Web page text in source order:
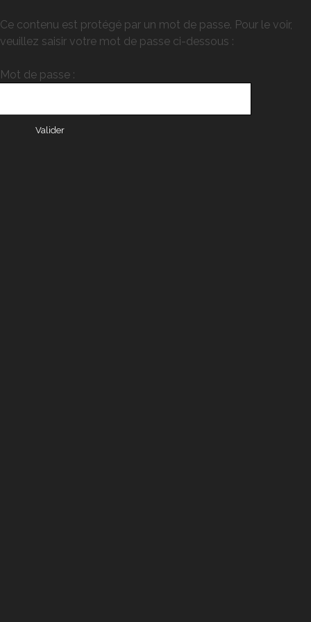
Ce contenu est protégé par un mot de passe. Pour le voir,
veuillez saisir votre mot de passe ci-dessous :
Mot de passe :